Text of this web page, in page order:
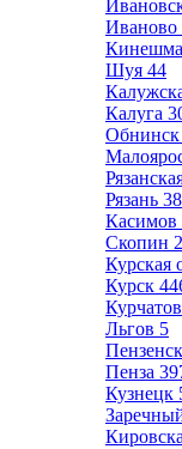
Иваново
Кинешма
Шуя 44
Калуга
Обнинск
Рязань
Касимов
Скопин
Курская
Курск
Курчатов
Льгов 5
Пенза
Кузнецк